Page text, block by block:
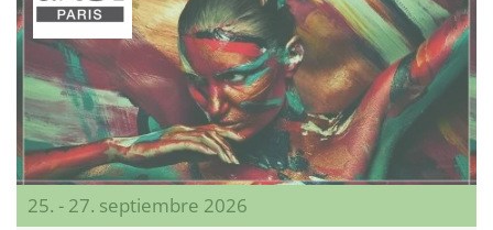
25. - 27. septiembre 2026